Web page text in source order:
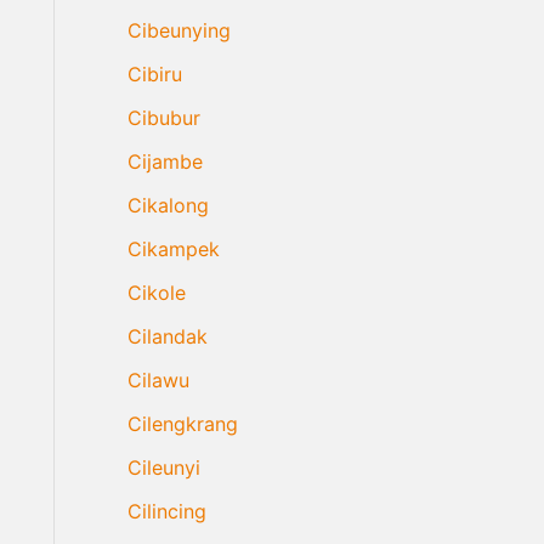
Cibeunying
Cibiru
Cibubur
Cijambe
Cikalong
Cikampek
Cikole
Cilandak
Cilawu
Cilengkrang
Cileunyi
Cilincing